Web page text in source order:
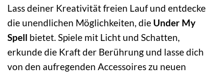
Lass deiner Kreativität freien Lauf und entdecke
die unendlichen Möglichkeiten, die Under My
Spell bietet. Spiele mit Licht und Schatten,
erkunde die Kraft der Berührung und lasse dich
von den aufregenden Accessoires zu neuen